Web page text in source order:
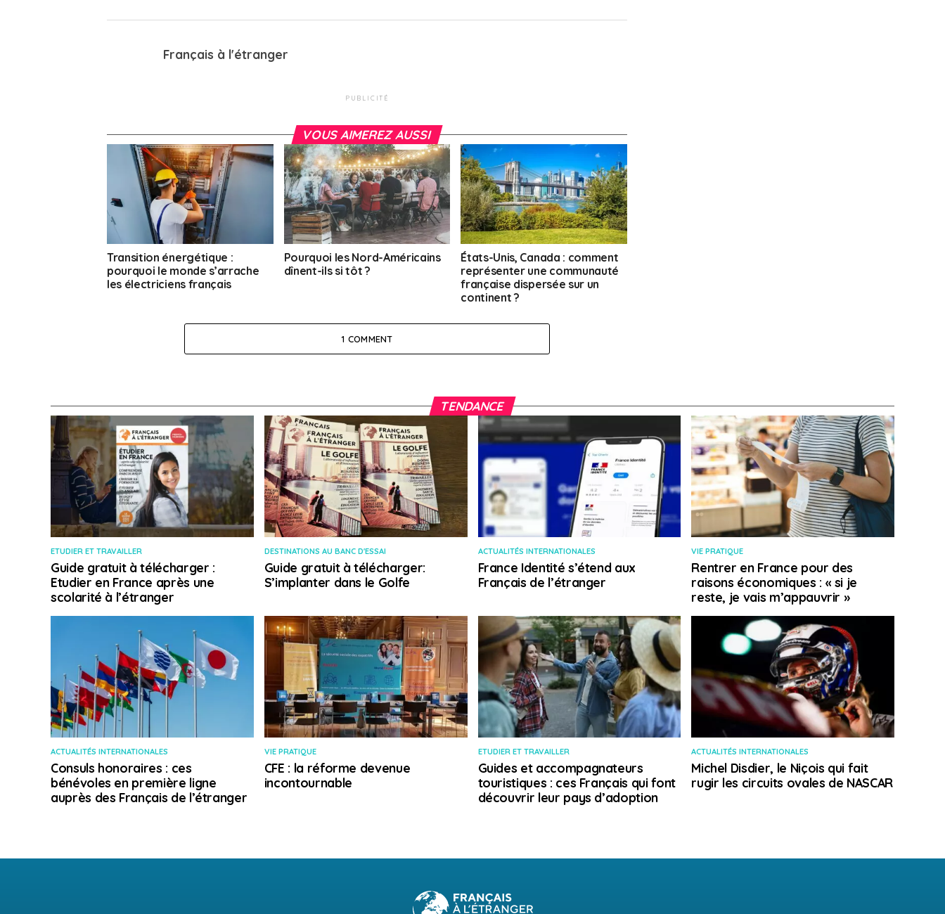
Français à l'étranger
PUBLICITÉ
VOUS AIMEREZ AUSSI
Transition énergétique :
pourquoi le monde s’arrache
les électriciens français
Pourquoi les Nord-Américains
dînent-ils si tôt ?
États-Unis, Canada : comment
représenter une communauté
française dispersée sur un
continent ?
1 COMMENT
TENDANCE
ETUDIER ET TRAVAILLER
Guide gratuit à télécharger :
Etudier en France après une
scolarité à l’étranger
DESTINATIONS AU BANC D'ESSAI
Guide gratuit à télécharger:
S’implanter dans le Golfe
ACTUALITÉS INTERNATIONALES
France Identité s’étend aux
Français de l’étranger
VIE PRATIQUE
Rentrer en France pour des
raisons économiques : « si je
reste, je vais m’appauvrir »
ACTUALITÉS INTERNATIONALES
Consuls honoraires : ces
bénévoles en première ligne
auprès des Français de l’étranger
VIE PRATIQUE
CFE : la réforme devenue
incontournable
ETUDIER ET TRAVAILLER
Guides et accompagnateurs
touristiques : ces Français qui font
découvrir leur pays d’adoption
ACTUALITÉS INTERNATIONALES
Michel Disdier, le Niçois qui fait
rugir les circuits ovales de NASCAR